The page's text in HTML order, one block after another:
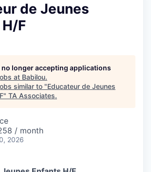
de Jeunes
F
no longer accepting applications
at Babilou.
similar to "Educateur de Jeunes
" TA Associates.
/ month
2026